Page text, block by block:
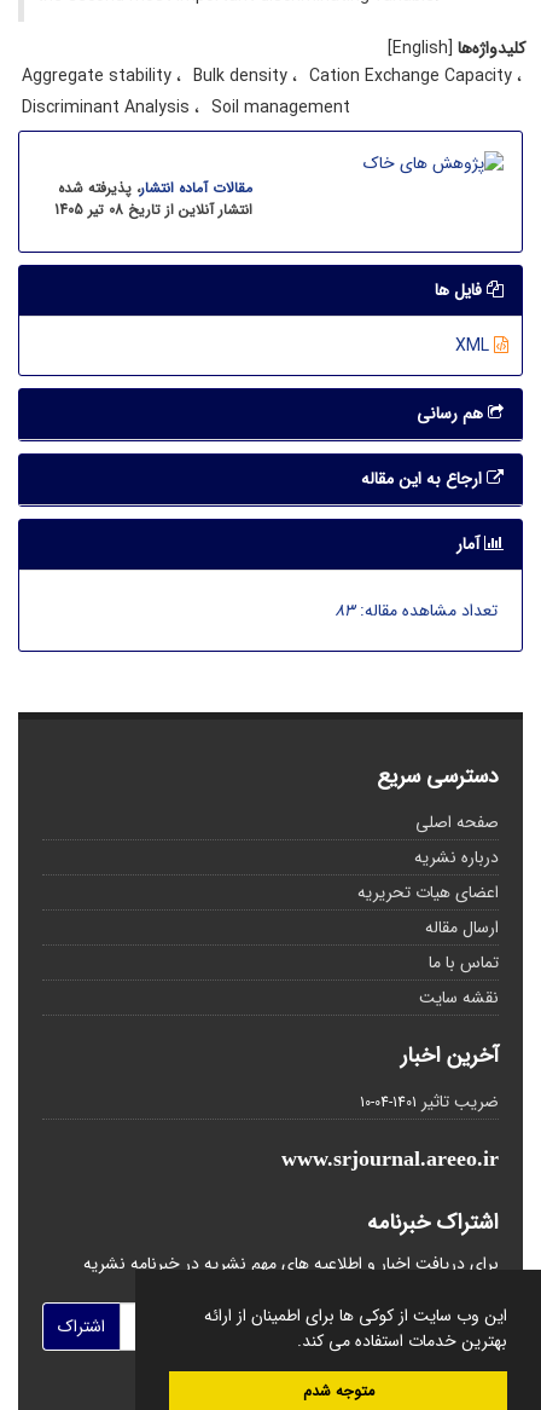
این وب سایت از کوکی ها برای اطمینان از ارائه
بهترین خدمات استفاده می کند.
متوجه شدم
کلیدواژه‌ها [English]
Aggregate stability
Bulk density
Cation Exchange Capacity
Discriminant Analysis
Soil management
مقالات آماده انتشار، پذیرفته شده
انتشار آنلاین از تاریخ 08 تیر 1405
فایل ها
هم رسانی
ارجاع به این مقاله
آمار
تعداد مشاهده مقاله:83
دسترسی سریع
صفحه اصلی
درباره نشریه
اعضای هیات تحریریه
ارسال مقاله
تماس با ما
نقشه سایت
آخرین اخبار
ضریب تاثیر 1401-04-10
www.srjournal.areeo.ir
اشتراک خبرنامه
برای دریافت اخبار و اطلاعیه های مهم نشریه در خبرنامه نشریه
اشتراک